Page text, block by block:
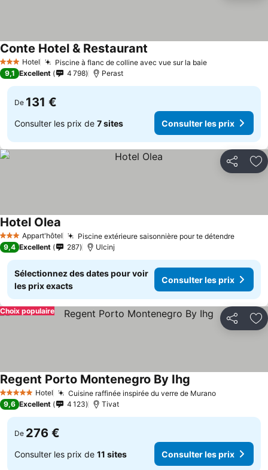
3 ÉtoilesHotel Piscine à flanc de colline avec vue sur la baie
Conte Hotel & Restaurant
9,1 Excellent 4 798 Perast
De 131 €
Consulter les prix de 7 sites Consulter les prix
Partager
3 ÉtoilesAppart'hôtel Piscine extérieure saisonnière pour te détendre
Hotel Olea
9,4 Excellent 287 Ulcinj
Sélectionnez des dates pour voir
les prix exacts
Consulter les prix
Partager
Choix populaire
5 Étoiles Hotel Cuisine raffinée inspirée du verre de Murano
Regent Porto Montenegro By Ihg
9,6 Excellent 4 123 Tivat
De 276 €
Consulter les prix de 11 sites Consulter les prix